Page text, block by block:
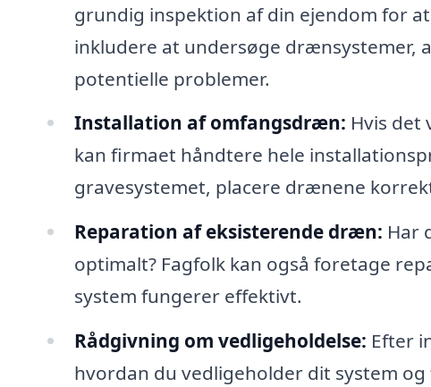
grundig inspektion af din ejendom for
inkludere at undersøge drænsystemer,
potentielle problemer.
Installation af omfangsdræn: Hvis
kan firmaet håndtere hele
gravesystemet, placere drænene
Reparation af eksisterende dræn: Har
optimalt? Fagfolk kan også foretage
system fungerer effektivt.
Rådgivning om vedligeholdelse: Efter
hvordan du vedligeholder dit system